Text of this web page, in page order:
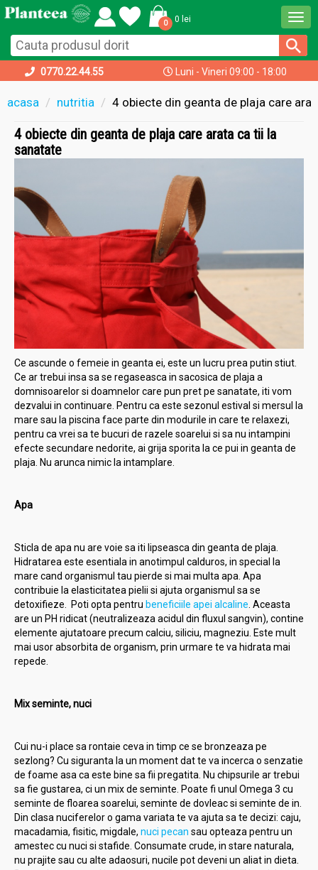
0 0 lei
0770.22.44.55 Luni - Vineri 09:00 - 18:00
acasa nutritia 4 obiecte din geanta de plaja care
4 obiecte din geanta de plaja care arata ca tii la
sanatate
Ce ascunde o femeie in geanta ei, este un lucru prea putin stiut.
Ce ar trebui insa sa se regaseasca in sacosica de plaja a
domnisoarelor si doamnelor care pun pret pe sanatate, iti vom
dezvalui in continuare. Pentru ca este sezonul estival si mersul la
mare sau la piscina face parte din modurile in care te relaxezi,
pentru ca vrei sa te bucuri de razele soarelui si sa nu intampini
efecte secundare nedorite, ai grija sporita la ce pui in geanta de
plaja. Nu arunca nimic la intamplare.
Apa
Sticla de apa nu are voie sa iti lipseasca din geanta de plaja.
Hidratarea este esentiala in anotimpul calduros, in special la
mare cand organismul tau pierde si mai multa apa. Apa
contribuie la elasticitatea pielii si ajuta organismul sa se
detoxifieze. Poti opta pentru beneficiile apei alcaline. Aceasta
are un PH ridicat (neutralizeaza acidul din fluxul sangvin), contine
elemente ajutatoare precum calciu, siliciu, magneziu. Este mult
mai usor absorbita de organism, prin urmare te va hidrata mai
repede.
Mix seminte, nuci
Cui nu-i place sa rontaie ceva in timp ce se bronzeaza pe
sezlong? Cu siguranta la un moment dat te va incerca o senzatie
de foame asa ca este bine sa fii pregatita. Nu chipsurile ar trebui
sa fie gustarea, ci un mix de seminte. Poate fi unul Omega 3 cu
seminte de floarea soarelui, seminte de dovleac si seminte de in.
Din clasa nuciferelor o gama variata te va ajuta sa te decizi: caju,
macadamia, fisitic, migdale, nuci pecan sau opteaza pentru un
amestec cu nuci si stafide. Consumate crude, in stare naturala,
nu prajite sau cu alte adaosuri, nucile pot deveni un aliat in dieta.